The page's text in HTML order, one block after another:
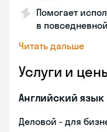
Помогает
в
Читать дальше
Услуги и
Английский язык
Деловой - для